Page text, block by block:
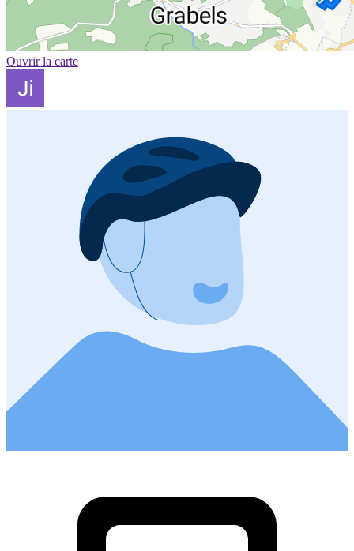
Ouvrir la carte